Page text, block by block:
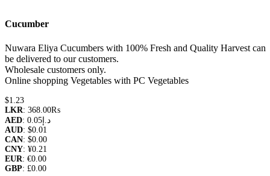
Cucumber
Nuwara Eliya Cucumbers with 100% Fresh and Quality Harvest can
be delivered to our customers.
Wholesale customers only.
Online shopping Vegetables with PC Vegetables
$1.23
LKR: 368.00₨
AED:
0.05د.إ
AUD: $0.01
CAN: $0.00
CNY: ¥0.21
EUR: €0.00
GBP: £0.00